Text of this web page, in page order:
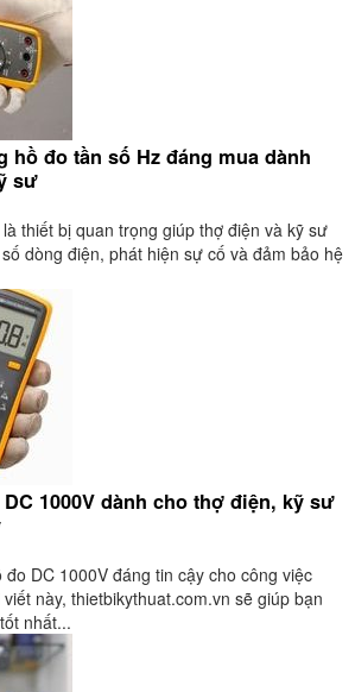
hồ đo tần số Hz đáng mua dành
sư
thiết bị quan trọng giúp thợ điện và kỹ sư
dòng điện, phát hiện sự cố và đảm bảo hệ
1000V dành cho thợ điện, kỹ sư
DC 1000V đáng tin cậy cho công việc
này, thietbikythuat.com.vn sẽ giúp bạn
nhất...